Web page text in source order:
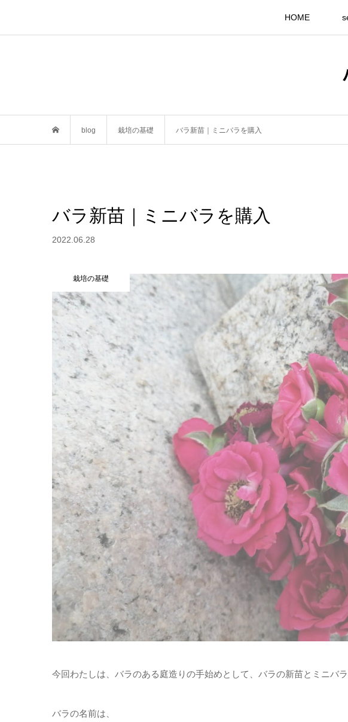
HOME
blog 栽培の基礎 バラ新苗｜ミニバラを購入
バラ新苗｜ミニバラを購入
2022.06.28
栽培の基礎
今回わたしは、バラのある庭造りの手始めとして、バラの新苗とミニバラ
バラの名前は、